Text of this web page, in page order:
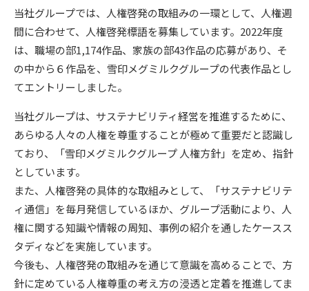
当社グループでは、人権啓発の取組みの一環として、人権週
間に合わせて、人権啓発標語を募集しています。2022年度
は、職場の部1,174作品、家族の部43作品の応募があり、そ
の中から６作品を、雪印メグミルクグループの代表作品とし
てエントリーしました。
当社グループは、サステナビリティ経営を推進するために、
あらゆる人々の人権を尊重することが極めて重要だと認識し
ており、「雪印メグミルクグループ 人権方針」を定め、指針
としています。
また、人権啓発の具体的な取組みとして、「サステナビリテ
ィ通信」を毎月発信しているほか、グループ活動により、人
権に関する知識や情報の周知、事例の紹介を通したケースス
タディなどを実施しています。
今後も、人権啓発の取組みを通じて意識を高めることで、方
針に定めている人権尊重の考え方の浸透と定着を推進してま